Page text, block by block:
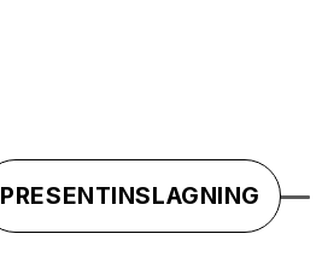
PRESENTINSLAGNING